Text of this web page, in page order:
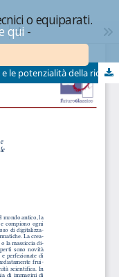
o equiparati.
qui -
Un nuovo testimone dell’Aiace sofocleo e le potenzialità della ricostruzione digitale